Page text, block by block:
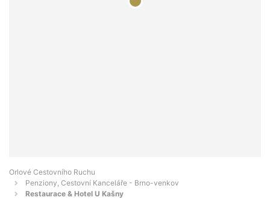
Orlové Cestovního Ruchu
Penziony, Cestovní Kanceláře - Brno-venkov
Restaurace & Hotel U Kašny